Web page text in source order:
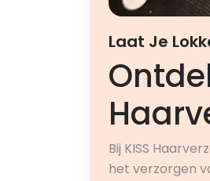
Laat Je
Bij KISS
het verzorgen